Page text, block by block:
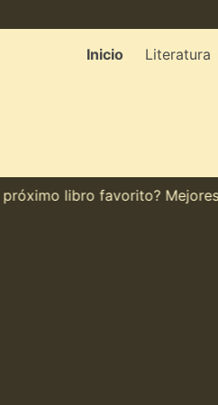
Inicio Literatura
libro favorito?